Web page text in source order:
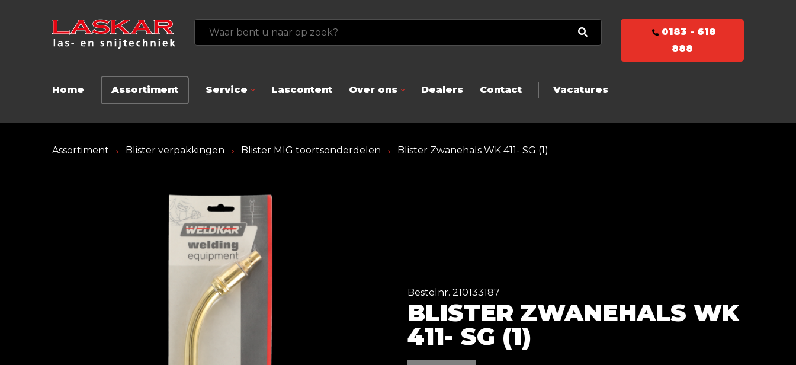
0183 - 618
888
Home Assortiment Service Lascontent Over ons Dealers Contact Vacatures
Assortiment Blister verpakkingen Blister MIG toortsonderdelen Blister Zwanehals WK 411- SG (1)
Bestelnr. 210133187
BLISTER ZWANEHALS WK
411- SG (1)